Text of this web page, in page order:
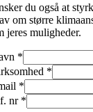
du også at
om større
jeres muligheder.
*
*
*
nr *